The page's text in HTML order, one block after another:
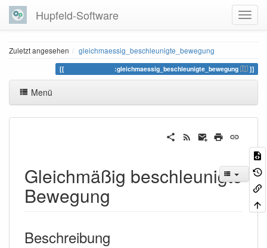
Hupfeld-Software
Zuletzt angesehen gleichmaessig_beschleunigte_bewegung
:gleichmaessig_beschleunigte_bewegung
Menü
Gleichmäßig beschleunigte
Bewegung
Beschreibung